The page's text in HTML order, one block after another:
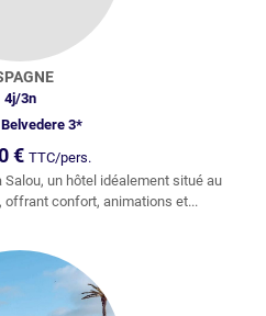
4j/3n
3*
€ TTC/pers.
Salou, un hôtel idéalement situé au
offrant confort, animations et...